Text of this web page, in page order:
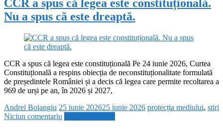
CCR a spus că legea este constituțională.
Nu a spus că este dreaptă.
CCR a spus că legea este constituțională Pe 24 iunie 2026, Curtea
Constituțională a respins obiecția de neconstituționalitate formulată
de președintele României și a decis că legea care permite recoltarea a
969 de urși pe an, în 2026 și 2027,
Andrei Boiangiu 25 iunie 202625 iunie 2026 protecția mediului, stiri
Niciun comentariu